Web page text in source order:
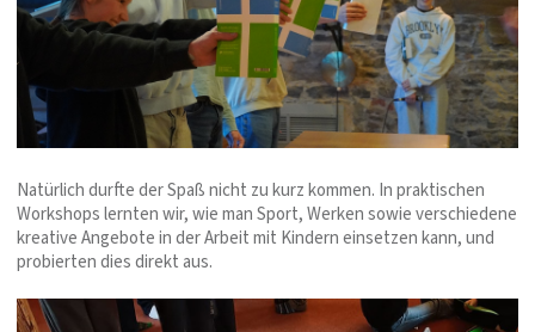
Natürlich durfte der Spaß nicht zu kurz kommen. In praktischen
Workshops lernten wir, wie man Sport, Werken sowie verschiedene
kreative Angebote in der Arbeit mit Kindern einsetzen kann, und
probierten dies direkt aus.